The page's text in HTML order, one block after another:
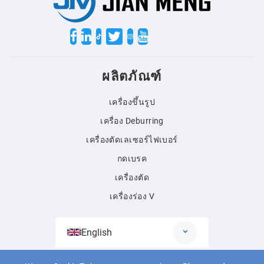
Twitter
ผลิตภัณฑ์
เครื่องขึ้นรูป
เครื่อง Deburring
เครื่องตัดเลเซอร์ไฟเบอร์
กดเบรค
เครื่องตัด
เครื่องร่อง V
English